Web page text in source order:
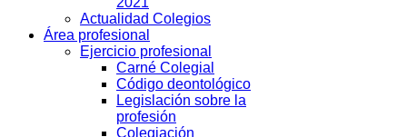
Actualidad Colegios
Área profesional
Ejercicio profesional
Carné Colegial
Código deontológico
Legislación sobre la
profesión
Colegiación